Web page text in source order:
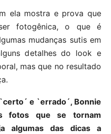
ela mostra e prova que
fotogênica, o que é
mudanças sutis em
detalhes do look e
mas que no resultado
e `errado´, Bonnie
fotos que se tornam
algumas das dicas a